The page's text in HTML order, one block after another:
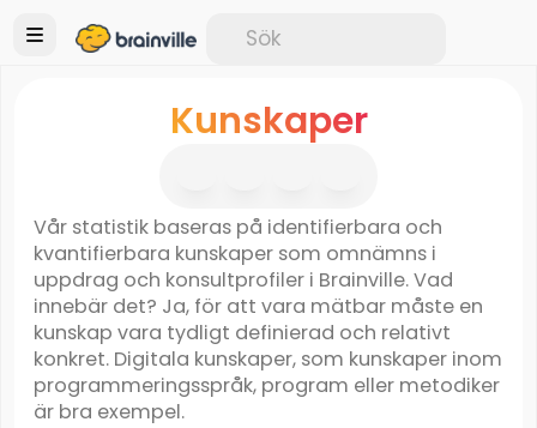
Kunskaper
Vår statistik baseras på identifierbara och
kvantifierbara kunskaper som omnämns i
uppdrag och konsultprofiler i Brainville. Vad
innebär det? Ja, för att vara mätbar måste en
kunskap vara tydligt definierad och relativt
konkret. Digitala kunskaper, som kunskaper inom
programmeringsspråk, program eller metodiker
är bra exempel.